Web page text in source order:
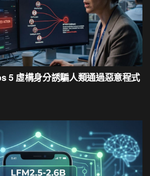
5 虛構身分誘騙人類通過惡意程式